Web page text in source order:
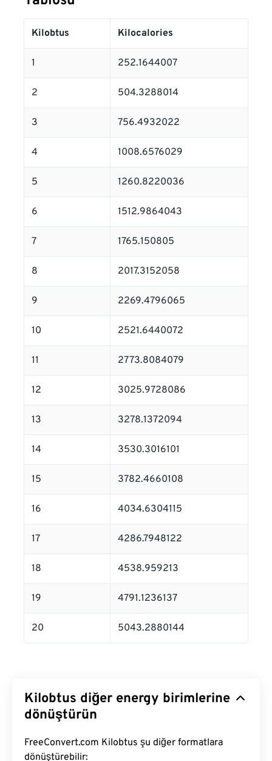
Kilobtus Kilocalories
1 252.1644007
2 504.3288014
3 756.4932022
4 1008.6576029
5 1260.8220036
6 1512.9864043
7 1765.150805
8 2017.3152058
9 2269.4796065
10 2521.6440072
11 2773.8084079
12 3025.9728086
13 3278.1372094
14 3530.3016101
15 3782.4660108
16 4034.6304115
17 4286.7948122
18 4538.959213
19 4791.1236137
20 5043.2880144
Kilobtus diğer energy birimlerine
dönüştürün
FreeConvert.com Kilobtus şu diğer formatlara
dönüştürebilir: